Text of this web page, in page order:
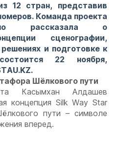
12 стран, представив
Команда проекта
рассказала о
сценографии,
и подготовке к
22 ноября,
Шёлкового пути
Касымхан Алдашев
концепция Silk Way Star
пути – символе
вперед.